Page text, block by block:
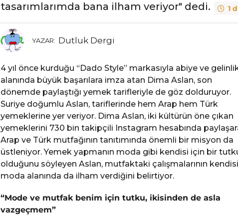
c
tasarımlarımda bana ilham veriyor" dedi.
1
YAZAR: Dutluk Dergi
4 yıl önce kurduğu “Dado Style” markasıyla abiye ve
alanında büyük başarılara imza atan Dima Aslan, son
dönemde paylaştığı yemek tarifleriyle de göz dolduruyor.
Suriye doğumlu Aslan, tariflerinde hem Arap hem Türk
yemeklerine yer veriyor. Dima Aslan, iki kültürün öne çıkan
yemeklerini 730 bin takipçili Instagram hesabında
Arap ve Türk mutfağının tanıtımında önemli bir misyon da
üstleniyor. Yemek yapmanın moda gibi kendisi için bir
olduğunu söyleyen Aslan, mutfaktaki çalışmalarının
moda alanında da ilham verdiğini belirtiyor.
“Mode ve mutfak benim için tutku, ikisinden de asla
vazgeçmem”